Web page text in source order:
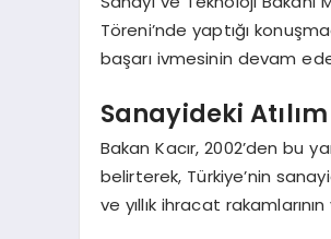
Töreni’nde yaptığı
başarı ivmesinin devam
Sanayideki
Bakan Kacır, 2002’den bu
belirterek, Türkiye’nin
ve yıllık ihracat